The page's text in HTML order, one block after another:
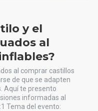
y el
al
al comprar castillos
de que se adapten
Aquí te presento
informadas al
Tema del evento: